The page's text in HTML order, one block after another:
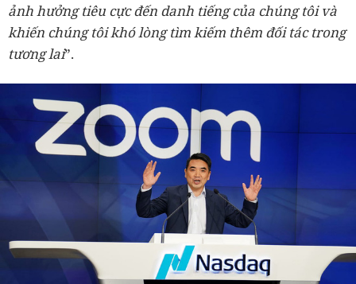
ảnh hưởng tiêu cực đến danh tiếng của chúng tôi và
khiến chúng tôi khó lòng tìm kiếm thêm đối tác trong
tương lai”.